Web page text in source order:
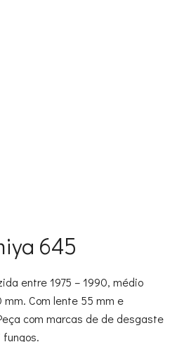
645
entre 1975 – 1990, médio
Com lente 55 mm e
com marcas de de desgaste
fungos.